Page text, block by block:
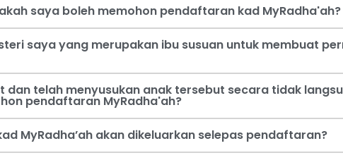
saya boleh memohon pendaftaran kad MyRadha'ah?
saya yang merupakan ibu susuan untuk membuat
dan telah menyusukan anak tersebut secara tidak
pendaftaran MyRadha'ah?
MyRadha’ah akan dikeluarkan selepas pendaftaran?